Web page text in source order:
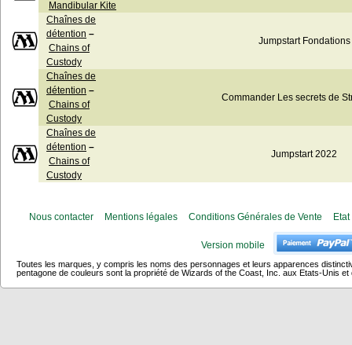
Mandibular Kite
Chaînes de
détention –
Chains of
Custody
Jumpstart Fondations
Chaînes de
détention –
Chains of
Custody
Commander Les secrets de
Chaînes de
détention –
Chains of
Custody
Jumpstart 2022
Nous contacter Mentions légales Conditions Générales de Vente
Version mobile
Toutes les marques, y compris les noms des personnages et leurs apparences
pentagone de couleurs sont la propriété de Wizards of the Coast, Inc. aux Etats-Unis